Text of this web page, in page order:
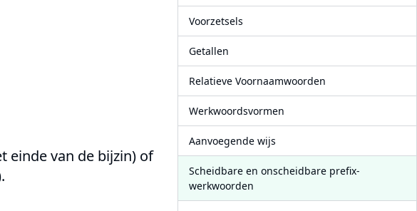
einde van de bijzin) of
Voorzetsels
Getallen
Relatieve Voornaamwoorden
Werkwoordsvormen
Aanvoegende wijs
Scheidbare en onscheidbare prefix-
werkwoorden